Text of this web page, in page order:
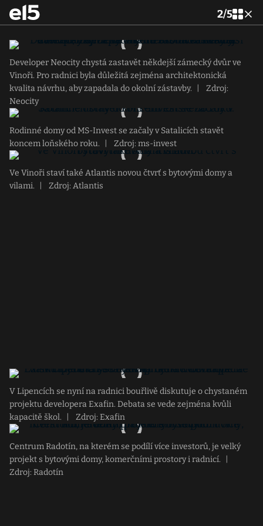
2/5
Developer Neocity chystá zastavět někdejší zámecký dvůr ve
Vinoři. Pro radnici byla důležitá zejména architektonická
kvalita návrhu, aby zapadala do okolní zástavby.
Zdroj:
Neocity
Rodinné domy od MS-Invest se začaly v Satalicích stavět
koncem loňského roku.
Zdroj: ms-invest
Ve Vinoři staví také Atlantis novou čtvrť s bytovými domy a
vilami.
Zdroj: Atlantis
V Lipencích se nyní na radnici bouřlivě diskutuje o chystaném
projektu developera Exafin. Debata se vede zejména kvůli
kapacitě škol.
Zdroj: Exafin
Centrum Radotín, na kterém se podílí více investorů, je velký
projekt s bytovými domy, komerčními prostory i radnicí.
Zdroj: Radotín